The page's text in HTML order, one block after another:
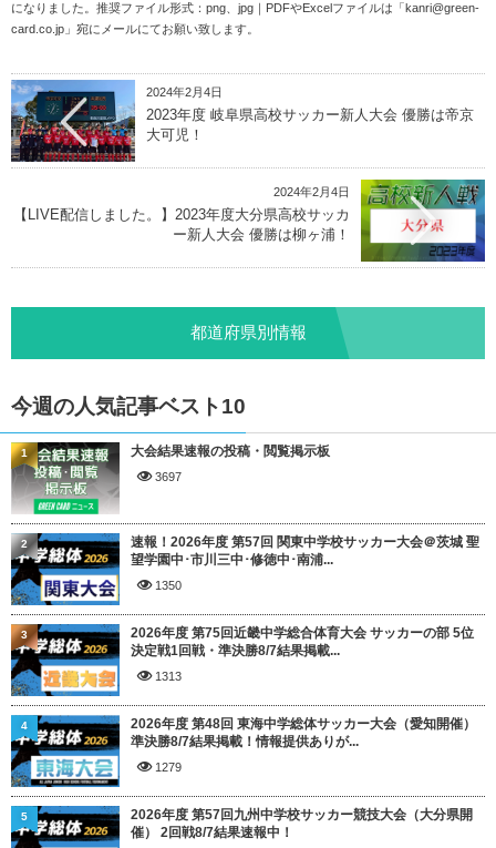
になりました。推奨ファイル形式：png、jpg｜PDFやExcelファイルは「 kanri@green-
card.co.jp 」宛にメールにてお願い致します。
2024年2月4日
2023年度 岐阜県高校サッカー新人大会 優勝は帝京
大可児！
2024年2月4日
【LIVE配信しました。】2023年度大分県高校サッカ
ー新人大会 優勝は柳ヶ浦！
都道府県別情報
今週の人気記事ベスト10
大会結果速報の投稿・閲覧掲示板
3697
1
速報！2026年度 第57回 関東中学校サッカー大会＠茨城 聖
望学園中･市川三中･修徳中･南浦...
1350
2
2026年度 第75回近畿中学総合体育大会 サッカーの部 5位
決定戦1回戦・準決勝8/7結果掲載...
1313
3
2026年度 第48回 東海中学総体サッカー大会（愛知開催）
準決勝8/7結果掲載！情報提供ありが...
1279
4
2026年度 第57回九州中学校サッカー競技大会（大分県開
催） 2回戦8/7結果速報中！
5